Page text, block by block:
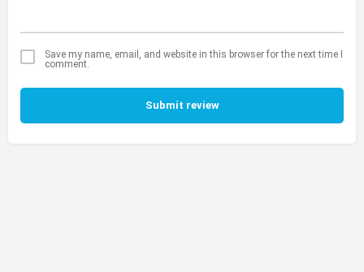
Save my name, email, and website in this browser for the next time I
comment.
Submit review